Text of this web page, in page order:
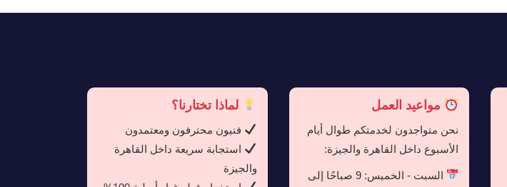
مواعيد العمل
نحن متواجدون لخدمتكم طوال أيام
الأسبوع داخل القاهرة والجيزة:
السبت - الخميس: 9 صباحًا إلى
لماذا تختارنا؟
فنيون محترفون ومعتمدون
استجابة سريعة داخل القاهرة
والجيزة